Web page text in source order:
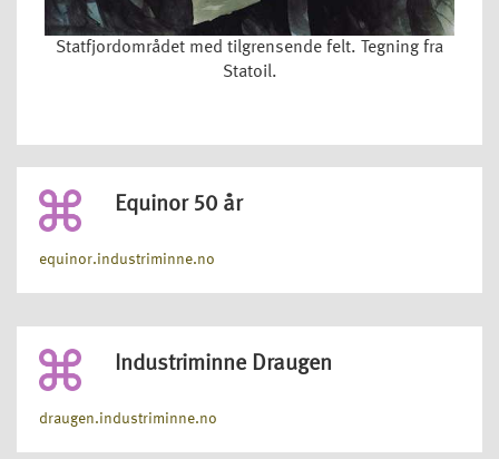
Statfjordområdet med tilgrensende felt. Tegning fra
Statoil.
Equinor 50 år
equinor.industriminne.no
Industriminne Draugen
draugen.industriminne.no